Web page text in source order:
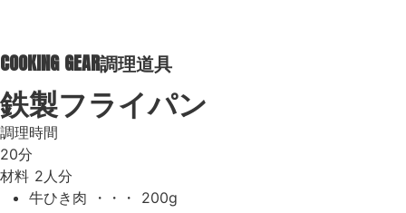
COOKING GEAR調理道具
鉄製フライパン
調理時間
20分
材料 2人分
牛ひき肉 ・・・ 200g